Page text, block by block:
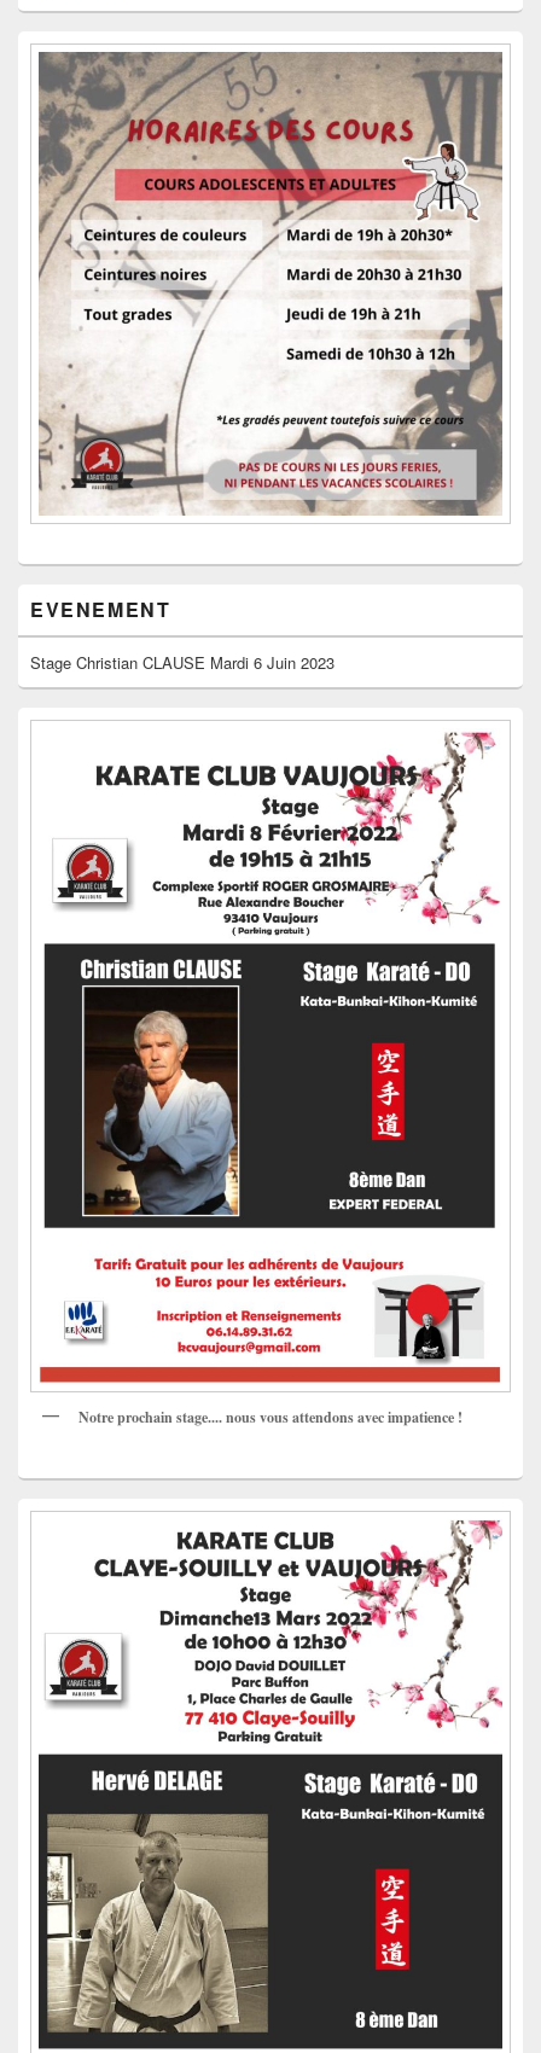
EVENEMENT
Stage Christian CLAUSE Mardi 6 Juin 2023
Notre prochain stage.... nous vous attendons avec impatience !